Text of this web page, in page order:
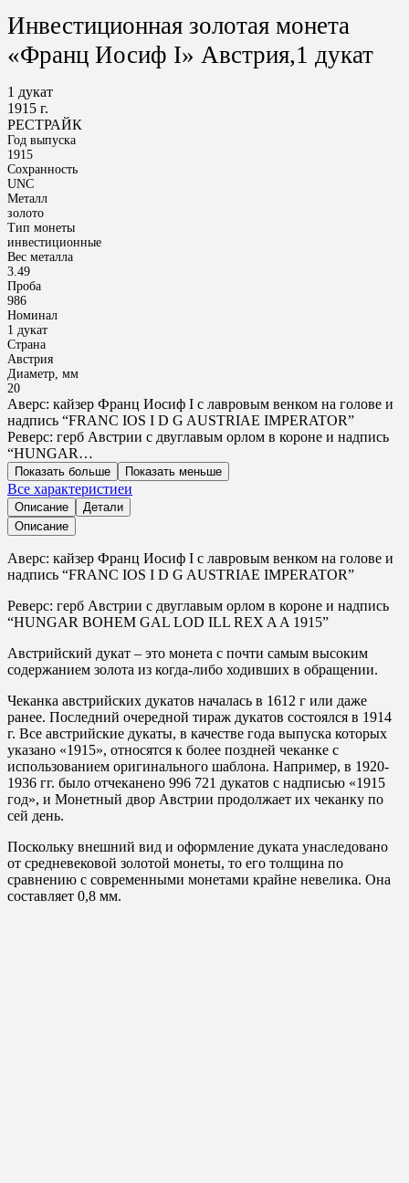
Инвестиционная золотая монета
«Франц Иосиф I» Австрия,1 дукат
1 дукат
1915 г.
РЕСТРАЙК
Год выпуска
1915
Сохранность
UNC
Металл
золото
Тип монеты
инвестиционные
Вес металла
3.49
Проба
986
Номинал
1 дукат
Страна
Австрия
Диаметр, мм
20
Аверс: кайзер Франц Иосиф I с лавровым венком на голове и
надпись “FRANC IOS I D G AUSTRIAE IMPERATOR”
Реверс: герб Австрии с двуглавым орлом в короне и надпись
“HUNGAR…
Показать больше Показать меньше
Все характеристиеи
Описание
Детали
Описание
Аверс: кайзер Франц Иосиф I с лавровым венком на голове и
надпись “FRANC IOS I D G AUSTRIAE IMPERATOR”
Реверс: герб Австрии с двуглавым орлом в короне и надпись
“HUNGAR BOHEM GAL LOD ILL REX A A 1915”
Австрийский дукат – это монета с почти самым высоким
содержанием золота из когда-либо ходивших в обращении.
Чеканка австрийских дукатов началась в 1612 г или даже
ранее. Последний очередной тираж дукатов состоялся в 1914
г. Все австрийские дукаты, в качестве года выпуска которых
указано «1915», относятся к более поздней чеканке с
использованием оригинального шаблона. Например, в 1920-
1936 гг. было отчеканено 996 721 дукатов с надписью «1915
год», и Монетный двор Австрии продолжает их чеканку по
сей день.
Поскольку внешний вид и оформление дуката унаследовано
от средневековой золотой монеты, то его толщина по
сравнению с современными монетами крайне невелика. Она
составляет 0,8 мм.